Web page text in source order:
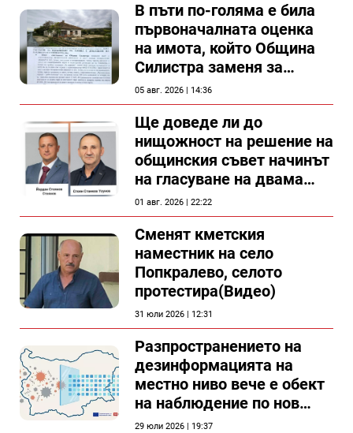
В пъти по-голяма е била
първоначалната оценка
на имота, който Община
Силистра заменя за
спирка, показват
документи
05 авг. 2026 | 14:36
Ще доведе ли до
нищожност на решение на
общинския съвет начинът
на гласуване на двама
съветници в Силистра?
01 авг. 2026 | 22:22
Сменят кметския
наместник на село
Попкралево, селото
протестира(Видео)
31 юли 2026 | 12:31
Разпространението на
дезинформацията на
местно ниво вече е обект
на наблюдение по нов
проект
29 юли 2026 | 19:37